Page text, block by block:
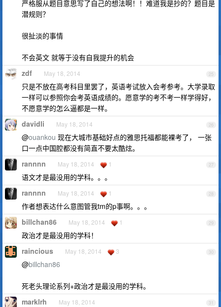
严格服从题目意思写了自己的想法啊！！难道我是抄的？题目是
潜规则？
很扯淡的事情
不会英文 就等于没有自我提升的机会
25
zdf May 18, 2014
只是不放在高考科目里罢了，英语考试放入会考参考。大学录取
一样可以参照你会考英语成绩的。愿意学的考不考一样学得好，
不愿意学的怎么逼都是一样。
26
davidli May 18, 2014
@ouankou 现在大城市基础好点的雅思托福都能裸考了， 一张
口一点中国腔都没有简直不要太酷炫。
27
rannnn May 18, 2014 1
语文才是最没用的学科。。。
28
rannnn May 18, 2014 1
作者想表达什么意图管我tm的p事啊。。。
29
billchan86 May 18, 2014 1
政治才是最没用的学科！
30
raincious May 18, 2014 3
@billchan86
死老头理论系列+政治才是最没用的学科。
31
marklrh May 18, 2014